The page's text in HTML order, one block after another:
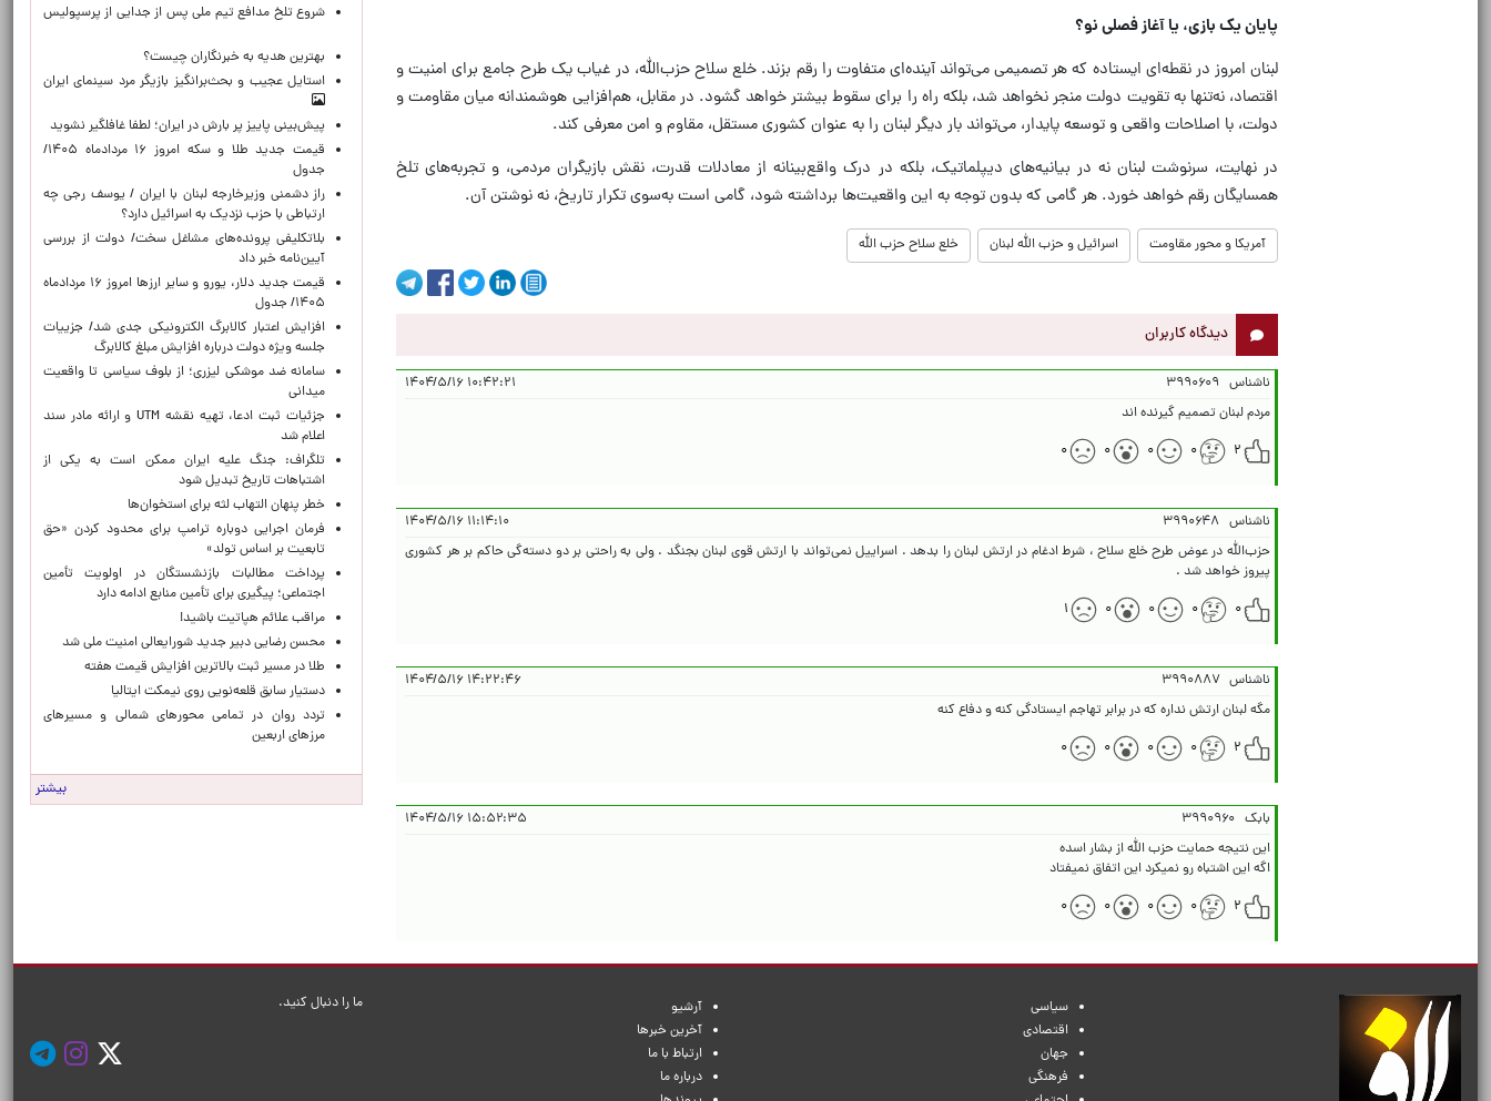
پایان یک بازی، یا آغاز فصلی نو؟
لبنان امروز در نقطه‌ای ایستاده که هر تصمیمی می‌تواند آینده‌ای متفاوت را رقم بزند. خلع سلاح حزب‌الله، در غیاب یک طرح جامع برای امنیت و
اقتصاد، نه‌تنها به تقویت دولت منجر نخواهد شد، بلکه راه را برای سقوط بیشتر خواهد گشود. در مقابل، هم‌افزایی هوشمندانه میان مقاومت و
دولت، با اصلاحات واقعی و توسعه پایدار، می‌تواند بار دیگر لبنان را به عنوان کشوری مستقل، مقاوم و امن معرفی کند.
در نهایت، سرنوشت لبنان نه در بیانیه‌های دیپلماتیک، بلکه در درک واقع‌بینانه از معادلات قدرت، نقش بازیگران مردمی، و تجربه‌های تلخ
همسایگان رقم خواهد خورد. هر گامی که بدون توجه به این واقعیت‌ها برداشته شود، گامی است به‌سوی تکرار تاریخ، نه نوشتن آن.
آمریکا و محور مقاومت اسرائیل و حزب الله لبنان خلع سلاح حزب الله
دیدگاه کاربران
ناشناس ۳۹۹۰۶۰۹
۱۰:۴۲:۲۱ ۱۴۰۴/۵/۱۶
مردم لبنان تصمیم گیرنده اند
۲
۰ ۰ ۰ ۰
ناشناس ۳۹۹۰۶۴۸
۱۱:۱۴:۱۰ ۱۴۰۴/۵/۱۶
حزب‌الله در عوض طرح خلع سلاح ، شرط ادغام در ارتش لبنان را بدهد . اسراییل نمی‌تواند با ارتش قوی لبنان بجنگد . ولی به راحتی بر دو دسته‌گی حاکم بر هر کشوری
پیروز خواهد شد .
۰
۰ ۰ ۰ ۱
ناشناس ۳۹۹۰۸۸۷
۱۴:۲۲:۴۶ ۱۴۰۴/۵/۱۶
مگه لبنان ارتش نداره که در برابر تهاجم ایستادگی کنه و دفاع کنه
۲
۰ ۰ ۰ ۰
بابک ۳۹۹۰۹۶۰
۱۵:۵۲:۳۵ ۱۴۰۴/۵/۱۶
اگه این اشتباه رو نمیکرد این اتفاق نمیفتاد
۲
۰ ۰ ۰ ۰
شروع تلخ مدافع تیم ملی پس از جدایی از پرسپولیس
بهترین هدیه به خبرنگاران چیست؟
استایل عجیب و بحث‌برانگیز بازیگر مرد سینمای ایران
پیش‌بینی پاییز پر بارش در ایران؛ لطفا غافلگیر نشوید
قیمت جدید طلا و سکه امروز ۱۶ مردادماه ۱۴۰۵/
جدول
راز دشمنی وزیرخارجه لبنان با ایران / یوسف رجی چه
ارتباطی با حزب نزدیک به اسرائیل دارد؟
بلاتکلیفی پرونده‌های مشاغل سخت/ دولت از بررسی
آیین‌نامه خبر داد
قیمت جدید دلار، یورو و سایر ارزها امروز ۱۶ مردادماه
۱۴۰۵/ جدول
افزایش اعتبار کالابرگ الکترونیکی جدی شد/ جزییات
جلسه ویژه دولت درباره افزایش مبلغ کالابرگ
سامانه ضد موشکی لیزری؛ از بلوف سیاسی تا واقعیت
میدانی
جزئیات ثبت ادعا، تهیه نقشه UTM و ارائه مادر سند
اعلام شد
تلگراف: جنگ علیه ایران ممکن است به یکی از
اشتباهات تاریخ تبدیل شود
خطر پنهان التهاب لثه برای استخوان‌ها
فرمان اجرایی دوباره ترامپ برای محدود کردن «حق
تابعیت بر اساس تولد»
پرداخت مطالبات بازنشستگان در اولویت تأمین
اجتماعی؛ پیگیری برای تأمین منابع ادامه دارد
مراقب علائم هپاتیت باشید!
محسن رضایی دبیر جدید شورایعالی امنیت ملی شد
طلا در مسیر ثبت بالاترین افزایش قیمت هفته
دستیار سابق قلعه‌نویی روی نیمکت ایتالیا
تردد روان در تمامی محورهای شمالی و مسیرهای
مرزهای اربعین
بیشتر
سیاسی
اقتصادی
جهان
فرهنگی
آرشیو
آخرین خبرها
ارتباط با ما
درباره ما
ما را دنبال کنید.